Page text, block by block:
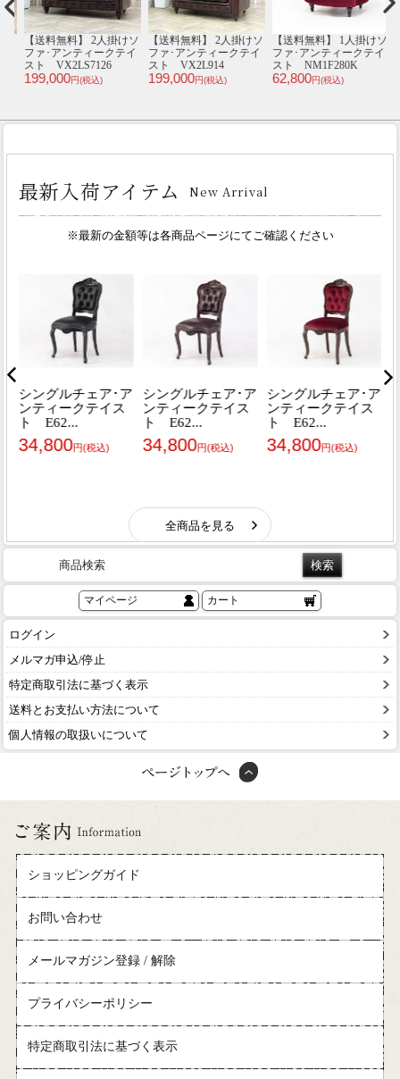
【送料無料】 2人掛けソ
ファ･アンティークテイ
スト VX2LS7126
199,000円(税込)
【送料無料】 2人掛けソ
ファ･アンティークテイ
スト VX2L914
199,000円(税込)
【送料無料】 1人掛けソ
ファ･アンティークテイ
スト NM1F280K
62,800円(税込)
商品検索
マイページ カート
ログイン
メルマガ申込/停止
特定商取引法に基づく表示
送料とお支払い方法について
個人情報の取扱いについて
ショッピングガイド
お問い合わせ
メールマガジン登録 / 解除
プライバシーポリシー
特定商取引法に基づく表示